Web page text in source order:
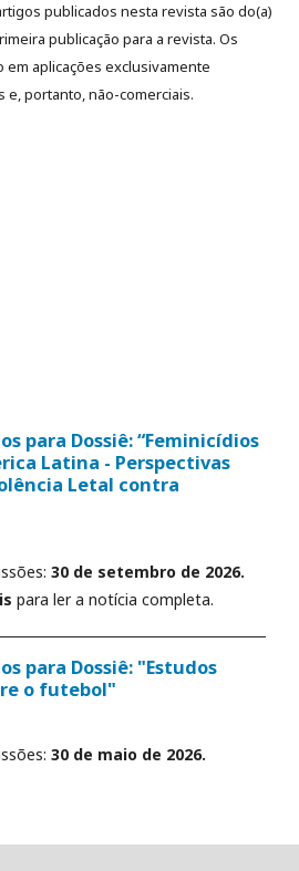
publicados nesta revista são do(a)
publicação para a revista. Os
aplicações exclusivamente
e, portanto, não-comerciais.
para Dossiê: “Feminicídios
Latina - Perspectivas
Letal contra
30 de setembro de 2026.
para ler a notícia completa.
para Dossiê: "Estudos
o futebol"
30 de maio de 2026.